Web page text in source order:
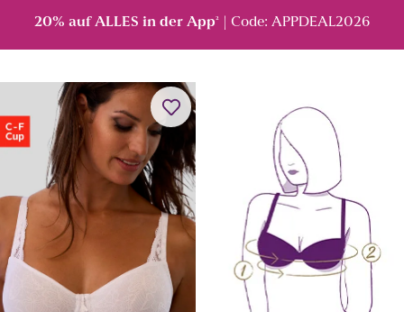
20% auf ALLES in der App² | Code: APPDEAL2026